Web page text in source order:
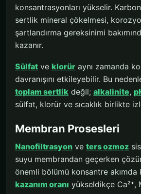
konsantrasyonları yükselir.
sertlik mineral çökelmesi,
şartlandırma gereksinimi
kazanır.
Sülfat ve klorür aynı zamanda
davranışını etkileyebilir. Bu
toplam sertlik değil; alkalinite,
sülfat, klorür ve sıcaklık birlikte
Membran Prosesleri
Nanofiltrasyon ve ters ozmoz
suyu membrandan geçerken
önemli bölümü konsantre akımda
kazanım oranı yükseldikçe Ca²⁺,